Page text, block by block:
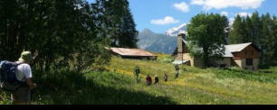
Aller
au
contenu